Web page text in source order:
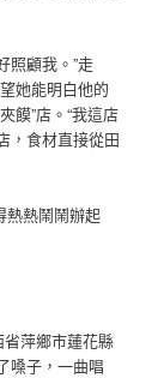
照顧我。”走
她能明白他的
饃”店。“我這店
，食材直接從田
熱熱鬧鬧辦起
萍鄉市蓮花縣
嗓子，一曲唱